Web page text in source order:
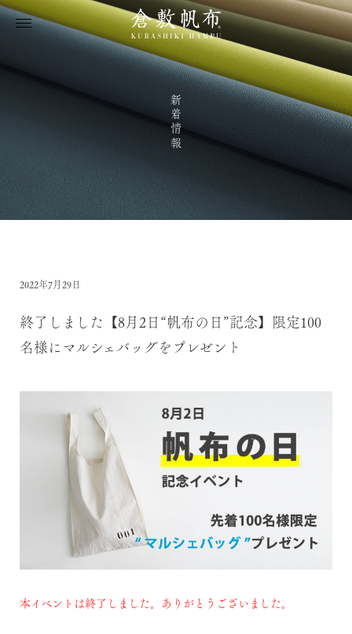
新着情報
2022年7月29日
終了しました【8月2日“帆布の日”記念】限定100
名様にマルシェバッグをプレゼント
本イベントは終了しました。ありがとうございました。